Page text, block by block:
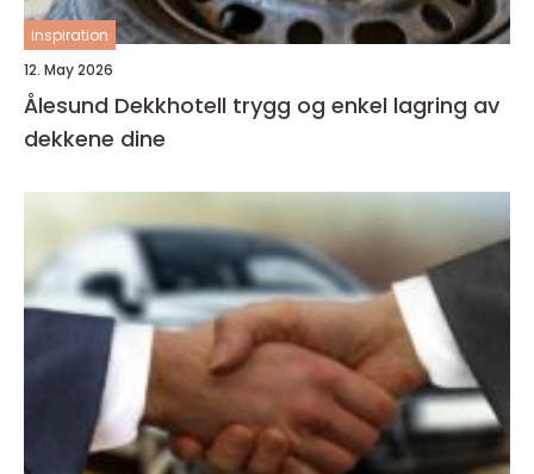
inspiration
12. May 2026
Ålesund Dekkhotell trygg og enkel lagring av
dekkene dine